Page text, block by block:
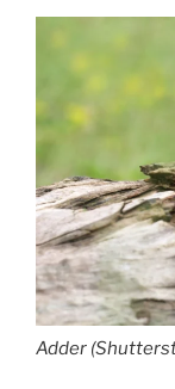
Adder